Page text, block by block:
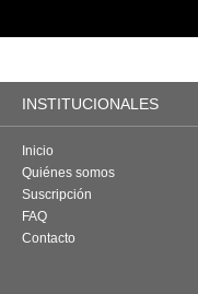
INSTITUCIONALES
Inicio
Quiénes somos
Suscripción
FAQ
Contacto